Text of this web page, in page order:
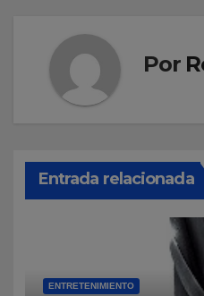
Por
Entrada relacionada
ENTRETENIMIENTO